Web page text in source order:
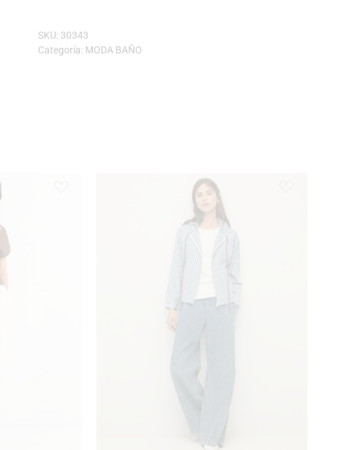
SKU: 30343
Categoría: MODA BAÑO